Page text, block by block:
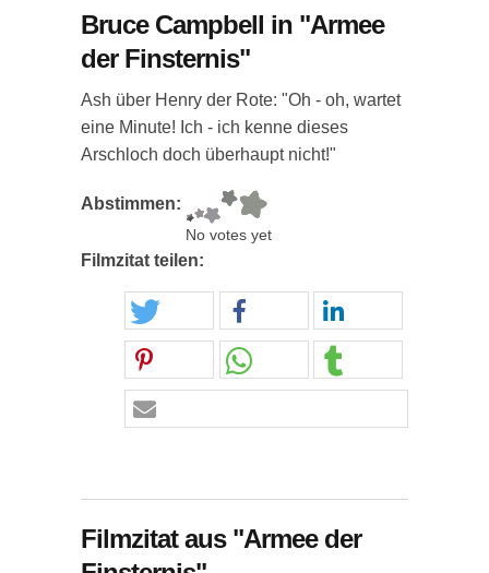
Bruce Campbell in "Armee
der Finsternis"
Ash über Henry der Rote: "Oh - oh, wartet
eine Minute! Ich - ich kenne dieses
Arschloch doch überhaupt nicht!"
Abstimmen:
No votes yet
Filmzitat teilen:
Filmzitat aus "Armee der